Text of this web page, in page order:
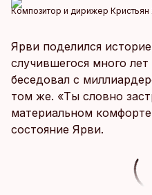
Композитор и дирижер Кристьян
Ярви поделился
случившегося много
беседовал с
том же. «Ты словно
материальном
состояние Ярви.